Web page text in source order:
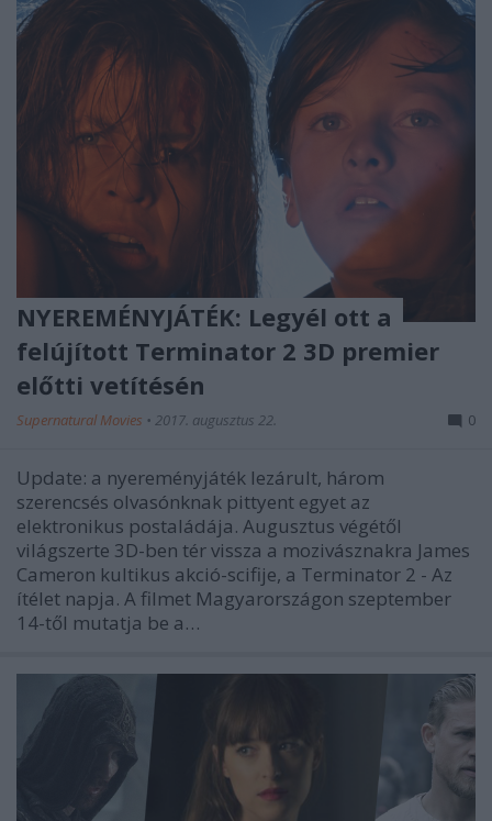
NYEREMÉNYJÁTÉK: Legyél ott a
felújított Terminator 2 3D premier
előtti vetítésén
Supernatural Movies • 2017. augusztus 22. 0
Update: a nyereményjáték lezárult, három
szerencsés olvasónknak pittyent egyet az
elektronikus postaládája. Augusztus végétől
világszerte 3D-ben tér vissza a mozivásznakra James
Cameron kultikus akció-scifije, a Terminator 2 - Az
ítélet napja. A filmet Magyarországon szeptember
14-től mutatja be a…